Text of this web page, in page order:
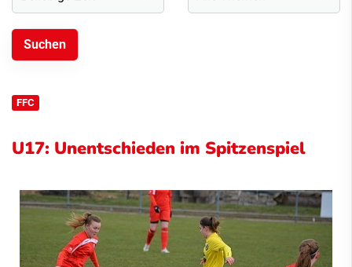
FFC
U17: Unentschieden im Spitzenspiel